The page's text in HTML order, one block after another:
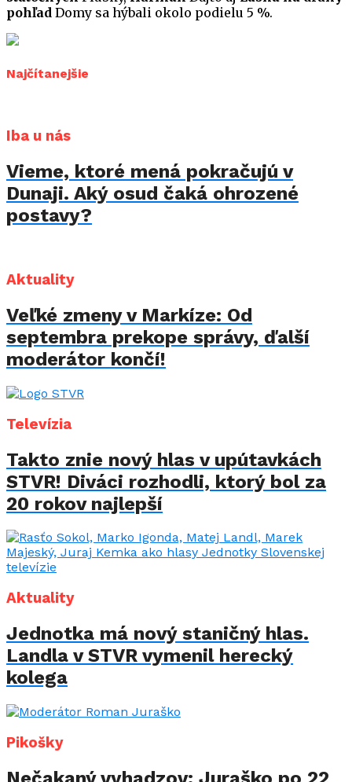
pohľad Domy sa hýbali okolo podielu 5 %.
Najčítanejšie
Iba u nás
Vieme, ktoré mená pokračujú v
Dunaji. Aký osud čaká ohrozené
postavy?
Aktuality
Veľké zmeny v Markíze: Od
septembra prekope správy, ďalší
moderátor končí!
Televízia
Takto znie nový hlas v upútavkách
STVR! Diváci rozhodli, ktorý bol za
20 rokov najlepší
Aktuality
Jednotka má nový staničný hlas.
Landla v STVR vymenil herecký
kolega
Pikošky